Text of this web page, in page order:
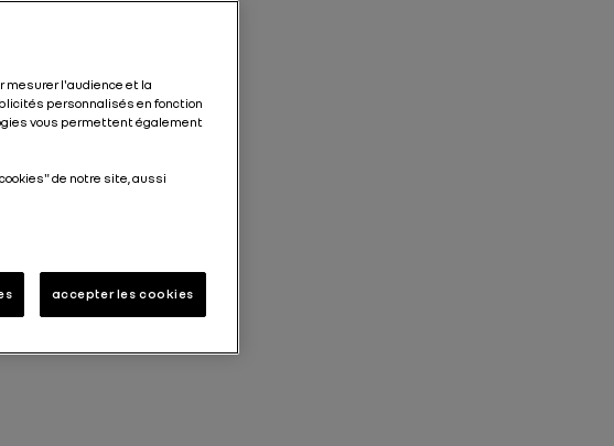
mesurer l'audience et la
personnalisés en fonction
vous permettent également
de notre site, aussi
accepter les cookies